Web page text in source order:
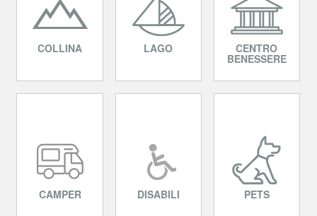
COLLINA LAGO CENTRO
BENESSERE
CAMPER DISABILI PETS